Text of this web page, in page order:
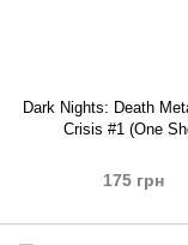
Dark Nights: Death
Crisis #1 (One
175 грн